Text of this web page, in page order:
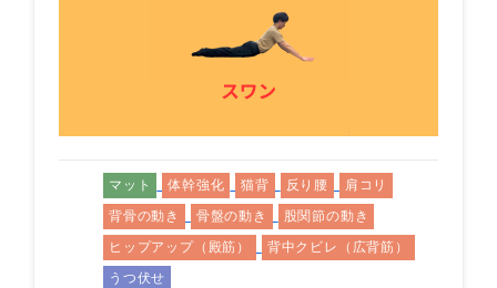
マット 体幹強化 猫背 反り腰
肩コリ
背骨の動き
骨盤の動き
股関節の動き
ヒップアップ（殿筋）
背中クビレ（広背筋）
うつ伏せ